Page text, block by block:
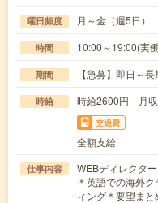
曜日頻度 月～金（週5日
時間 10:00～19:00(実
期間 【急募】即日～
時給 時給2600円 月
交通費
全額支給
仕事内容
WEBディレクター
＊英語での海外
ィング＊要望ま